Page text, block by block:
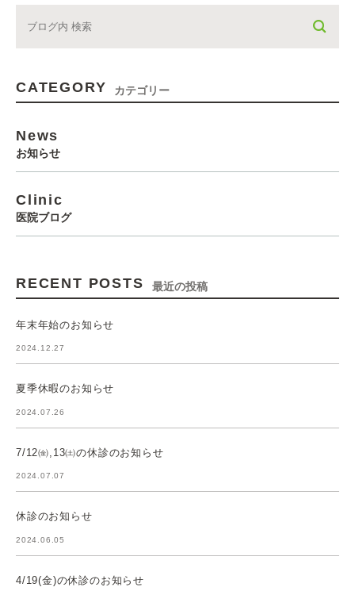
CATEGORY カテゴリー
News
お知らせ
Clinic
医院ブログ
RECENT POSTS 最近の投稿
年末年始のお知らせ
2024.12.27
夏季休暇のお知らせ
2024.07.26
7/12㈮,13㈯の休診のお知らせ
2024.07.07
休診のお知らせ
2024.06.05
4/19(金)の休診のお知らせ